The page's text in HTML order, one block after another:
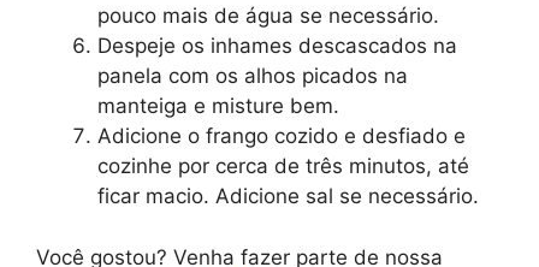
pouco mais de água se necessário.
Despeje os inhames descascados na
panela com os alhos picados na
manteiga e misture bem.
Adicione o frango cozido e desfiado e
cozinhe por cerca de três minutos, até
ficar macio. Adicione sal se necessário.
Você gostou? Venha fazer parte de nossa